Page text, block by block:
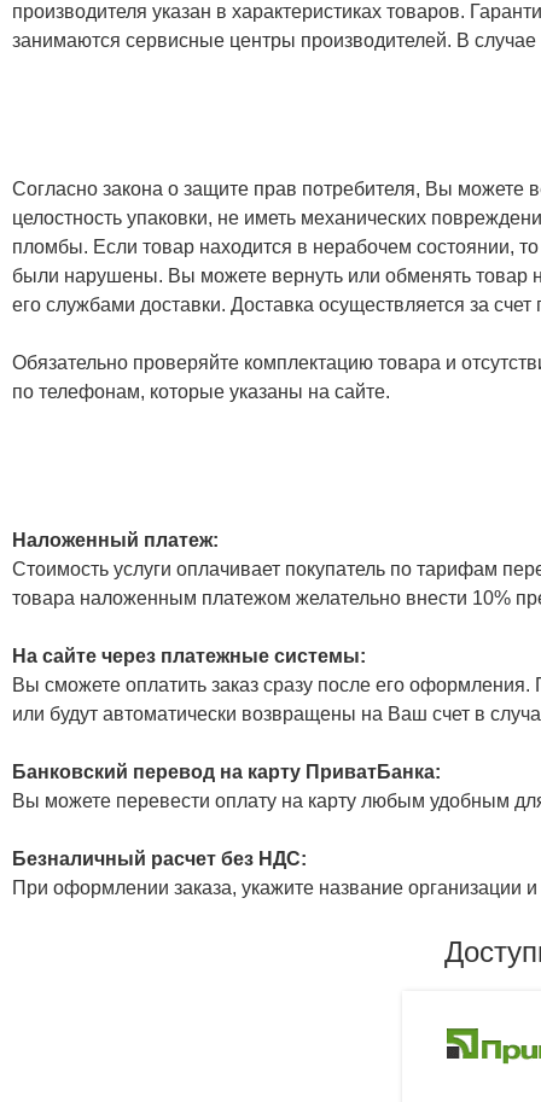
производителя указан в характеристиках товаров.
занимаются сервисные центры производителей. В
Согласно закона о защите прав потребителя, Вы можете
целостность упаковки, не иметь механических
пломбы. Если товар находится в нерабочем состоянии,
были нарушены. Вы можете вернуть или обменять товар
его службами доставки. Доставка осуществляется за
Обязательно проверяйте комплектацию товара и
по телефонам, которые указаны на сайте.
Наложенный платеж:
Стоимость услуги оплачивает покупатель по тарифам
товара наложенным платежом желательно внести 10%
На сайте через платежные системы:
Вы сможете оплатить заказ сразу после его
или будут автоматически возвращены на Ваш счет в
Банковский перевод на карту ПриватБанка:
Вы можете перевести оплату на карту любым удобным
Безналичный расчет без НДС:
При оформлении заказа, укажите название организации